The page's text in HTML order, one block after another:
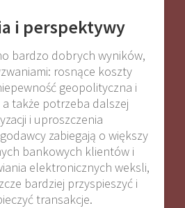
i perspektywy
bardzo dobrych wyników,
rosnące koszty
geopolityczna i
także potrzeba dalszej
i uproszczenia
zabiegają o większy
bankowych klientów i
elektronicznych weksli,
bardziej przyspieszyć i
transakcje.